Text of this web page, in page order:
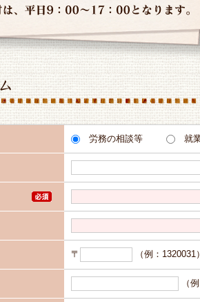
労務の相談等 就
〒 （例：1320031）
（